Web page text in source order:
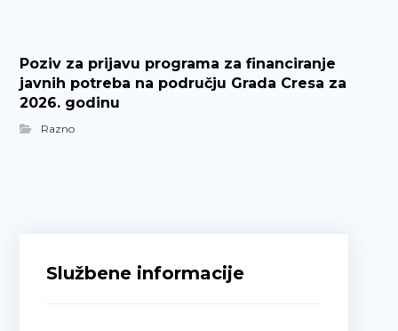
Poziv za prijavu programa za financiranje
javnih potreba na području Grada Cresa za
2026. godinu
Razno
Službene informacije